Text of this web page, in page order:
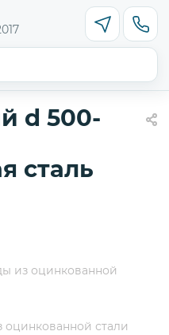
d 500-
сталь
из оцинкованной
оцинкованной стали